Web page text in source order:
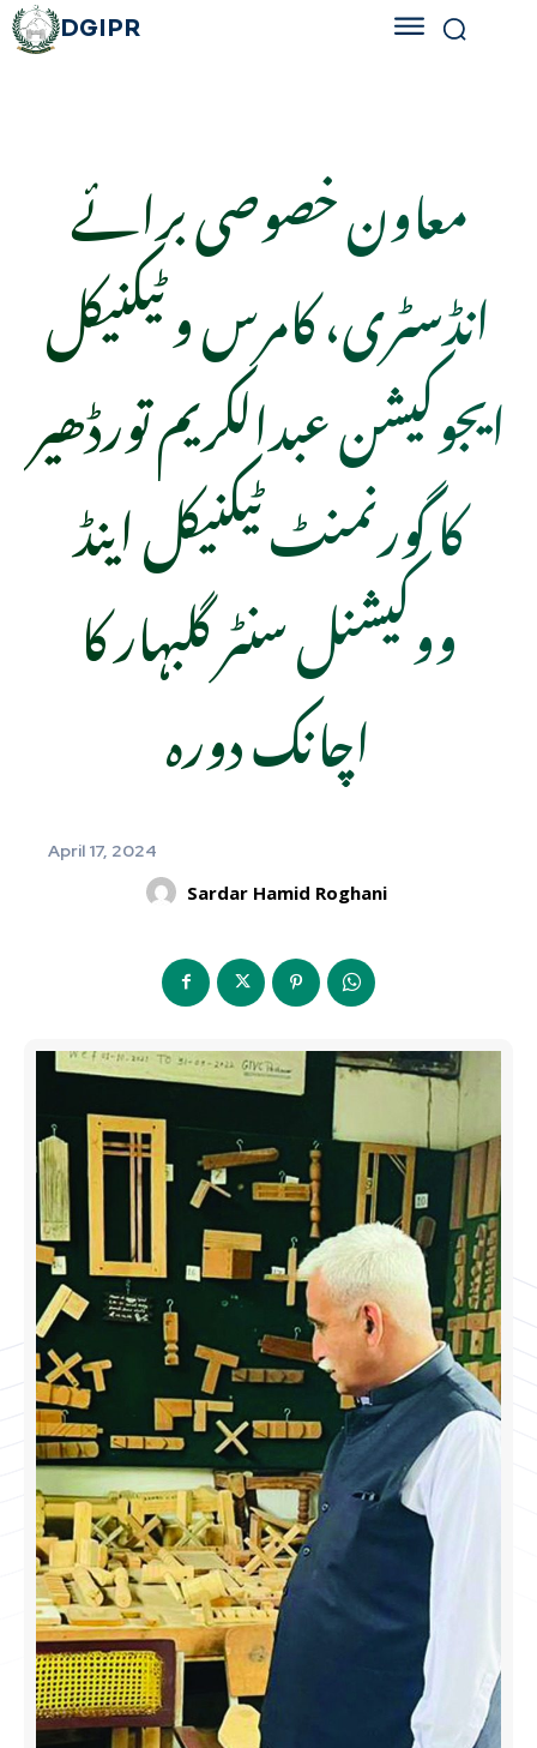
DGIPR
معاون خصوصی برائے
انڈسٹری، کامرس و ٹیکنیکل
ایجوکیشن عبدالکریم تورڈھیر
کا گورنمنٹ ٹیکنیکل اینڈ
ووکیشنل سنٹر گلبہار کا
اچانک دورہ
April 17, 2024
Sardar Hamid Roghani